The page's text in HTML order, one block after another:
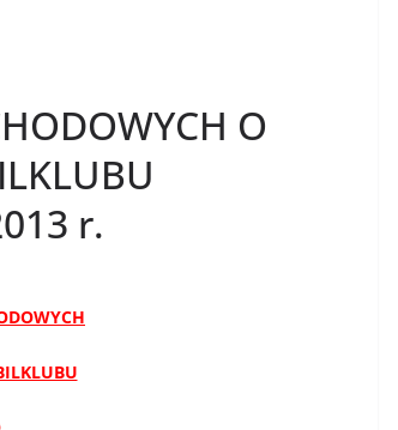
O
r.